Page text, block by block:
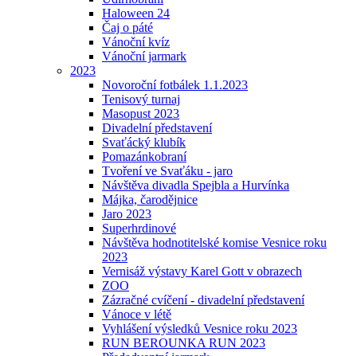
Haloween 24
Čaj o páté
Vánoční kvíz
Vánoční jarmark
2023
Novoroční fotbálek 1.1.2023
Tenisový turnaj
Masopust 2023
Divadelní představení
Svaťácký klubík
Pomazánkobraní
Tvoření ve Svaťáku - jaro
Návštěva divadla Spejbla a Hurvínka
Májka, čarodějnice
Jaro 2023
Superhrdinové
Návštěva hodnotitelské komise Vesnice roku
2023
Vernisáž výstavy Karel Gott v obrazech
ZOO
Zázračné cvíčení - divadelní představení
Vánoce v létě
Vyhlášení výsledků Vesnice roku 2023
RUN BEROUNKA RUN 2023